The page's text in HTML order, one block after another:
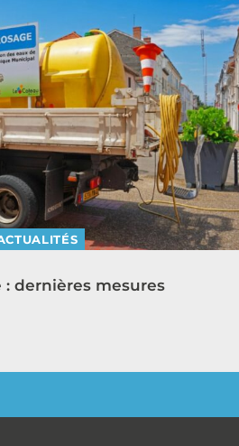
: dernières mesures